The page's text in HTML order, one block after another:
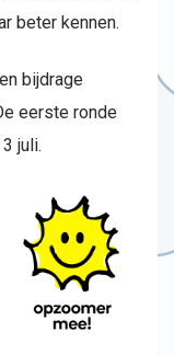
beter kennen.
bijdrage
eerste ronde
juli.